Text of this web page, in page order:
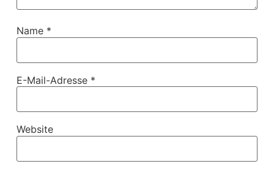
Name *
E-Mail-Adresse *
Website